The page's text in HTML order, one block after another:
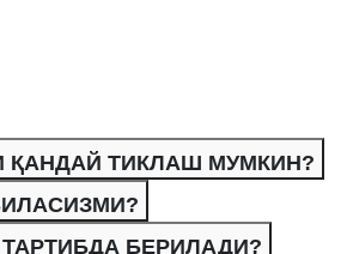
ҚАНДАЙ ТИКЛАШ МУМКИН?
БЕРИЛАДИ?